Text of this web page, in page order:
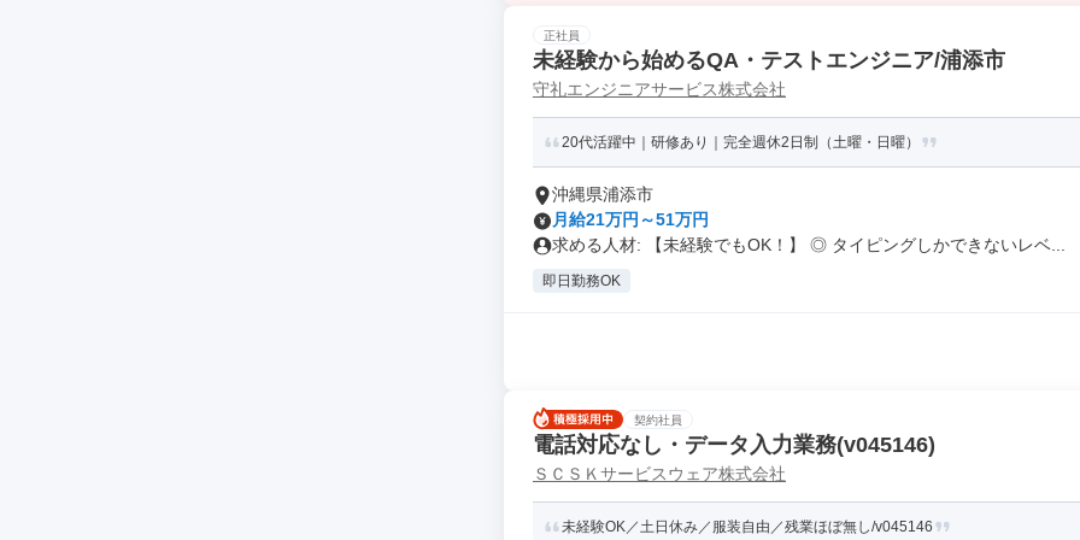
正社員
未経験から始めるQA・テストエンジニア/浦添市
守礼エンジニアサービス株式会社
20代活躍中｜研修あり｜完全週休2日制（土曜・日曜）
沖縄県浦添市
月給21万円～51万円
求める人材: 【未経験でもOK！】 ◎ タイピングしかできないレベ...
即日勤務OK
契約社員
電話対応なし・データ入力業務(v045146)
ＳＣＳＫサービスウェア株式会社
未経験OK／土日休み／服装自由／残業ほぼ無し/v045146